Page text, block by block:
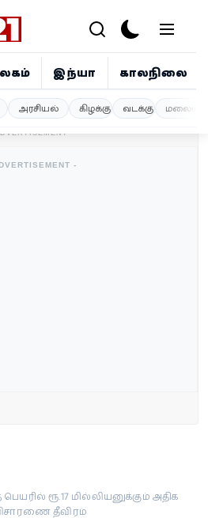
இந்தியா காலநிலை
அரசியல் கிழக்கு வடக்கு
-
-
பெயரில் ரூ.17 மில்லியனுக்கும் அதிக
தீவிரம்